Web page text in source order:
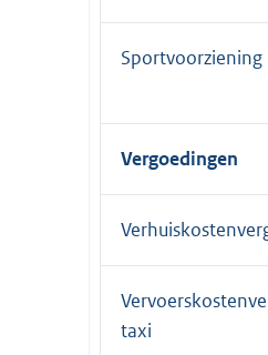
Sportvoorziening
Vergoedingen
taxi